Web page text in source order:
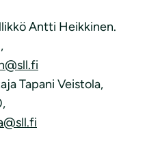
Antti Heikkinen.
Tapani Veistola,